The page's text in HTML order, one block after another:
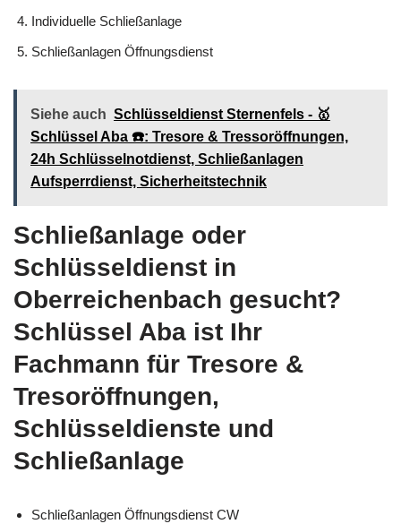
Individuelle Schließanlage
Schließanlagen Öffnungsdienst
Siehe auch Schlüsseldienst Sternenfels - 🥇
Schlüssel Aba ☎️: Tresore & Tressoröffnungen,
24h Schlüsselnotdienst, Schließanlagen
Aufsperrdienst, Sicherheitstechnik
Schließanlage oder
Schlüsseldienst in
Oberreichenbach gesucht?
Schlüssel Aba ist Ihr
Fachmann für Tresore &
Tresoröffnungen,
Schlüsseldienste und
Schließanlage
Schließanlagen Öffnungsdienst CW